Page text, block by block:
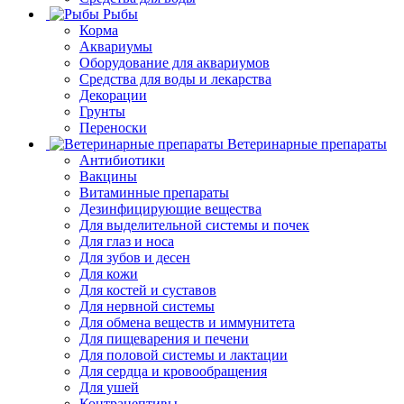
Рыбы
Корма
Аквариумы
Оборудование для аквариумов
Средства для воды и лекарства
Декорации
Грунты
Переноски
Ветеринарные препараты
Антибиотики
Вакцины
Витаминные препараты
Дезинфицирующие вещества
Для выделительной системы и почек
Для глаз и носа
Для зубов и десен
Для кожи
Для костей и суставов
Для нервной системы
Для обмена веществ и иммунитета
Для пищеварения и печени
Для половой системы и лактации
Для сердца и кровообращения
Для ушей